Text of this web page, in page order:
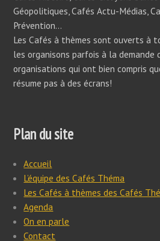
Géopolitiques, Cafés Actu-Médias,
Prévention…
Les Cafés à thèmes sont ouverts à
les organisons parfois à la demande
organisations qui ont bien compris
résume pas à des écrans!
Plan du site
Accueil
L’équipe des Cafés Théma
Les Cafés à thèmes des Cafés
Agenda
On en parle
Contact